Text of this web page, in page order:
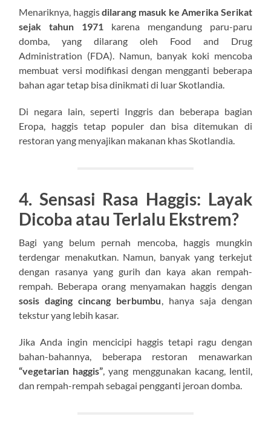
Menariknya, haggisdilarang masuk ke Amerika Serikat
sejak tahun 1971 karena mengandung paru-paru
domba, yang dilarang oleh Food and Drug
Administration (FDA). Namun, banyak koki mencoba
membuat versi modifikasi dengan mengganti beberapa
bahan agar tetap bisa dinikmati di luar Skotlandia.
Di negara lain, seperti Inggris dan beberapa bagian
Eropa, haggis tetap populer dan bisa ditemukan di
restoran yang menyajikan makanan khas Skotlandia.
4. Sensasi Rasa Haggis: Layak
Dicoba atau Terlalu Ekstrem?
Bagi yang belum pernah mencoba, haggis mungkin
terdengar menakutkan. Namun, banyak yang terkejut
dengan rasanya yang gurih dan kaya akan rempah-
rempah. Beberapa orang menyamakan haggis dengan
sosis daging cincang berbumbu, hanya saja dengan
tekstur yang lebih kasar.
Jika Anda ingin mencicipi haggis tetapi ragu dengan
bahan-bahannya, beberapa restoran menawarkan
“vegetarian haggis”, yang menggunakan kacang, lentil,
dan rempah-rempah sebagai pengganti jeroan domba.